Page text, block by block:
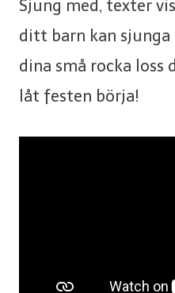
Sjung med, texter
ditt barn kan
dina små rocka loss
låt festen börja!